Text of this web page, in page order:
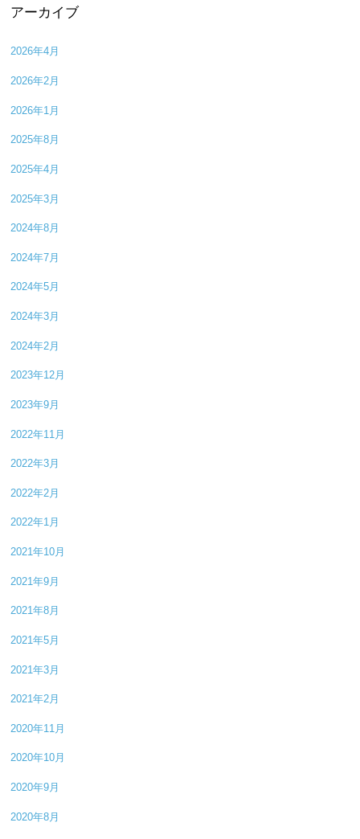
アーカイブ
2026年4月
2026年2月
2026年1月
2025年8月
2025年4月
2025年3月
2024年8月
2024年7月
2024年5月
2024年3月
2024年2月
2023年12月
2023年9月
2022年11月
2022年3月
2022年2月
2022年1月
2021年10月
2021年9月
2021年8月
2021年5月
2021年3月
2021年2月
2020年11月
2020年10月
2020年9月
2020年8月